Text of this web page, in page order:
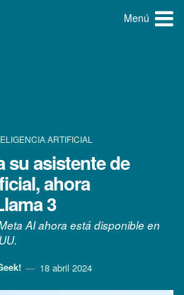
Menú
ARTIFICIAL
su asistente de
ahora
3
AI ahora está disponible en
18 abril 2024